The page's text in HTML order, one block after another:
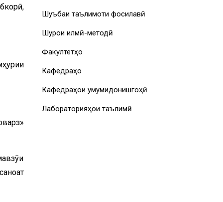
Шуъбаи таълимоти фосилавӣ
Шурои илмӣ-методӣ
Факултетҳо
Кафедраҳо
Кафедраҳои умумидонишгоҳӣ
Лабораторияҳои таълимӣ